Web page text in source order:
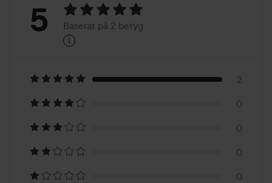
Betyg:
Baserat
på
2
betyg
5 Baserat på 2 betyg
i
2
0
0
0
0